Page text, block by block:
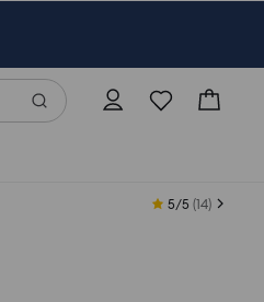
5/5 (14)